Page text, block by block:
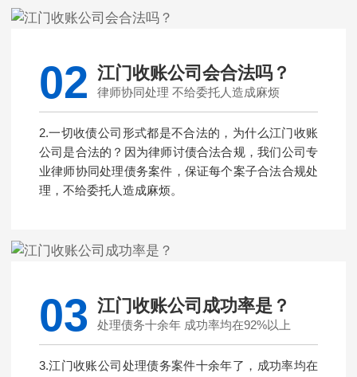
02 江门收账公司会合法吗？
律师协同处理 不给委托人造成麻烦
2.一切收债公司形式都是不合法的，为什么江门收账
公司是合法的？因为律师讨债合法合规，我们公司专
业律师协同处理债务案件，保证每个案子合法合规处
理，不给委托人造成麻烦。
03 江门收账公司成功率是？
处理债务十余年 成功率均在92%以上
3.江门收账公司处理债务案件十余年了，成功率均在